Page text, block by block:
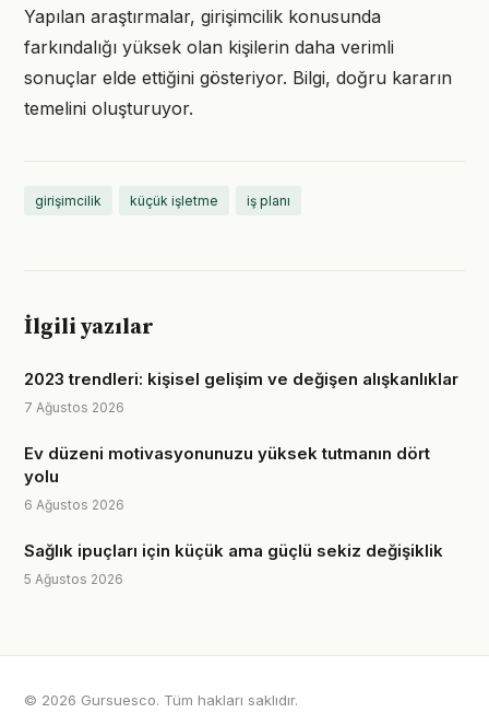
Yapılan araştırmalar, girişimcilik konusunda
farkındalığı yüksek olan kişilerin daha verimli
sonuçlar elde ettiğini gösteriyor. Bilgi, doğru kararın
temelini oluşturuyor.
girişimcilik küçük işletme iş planı
İlgili yazılar
2023 trendleri: kişisel gelişim ve değişen alışkanlıklar
7 Ağustos 2026
Ev düzeni motivasyonunuzu yüksek tutmanın dört
yolu
6 Ağustos 2026
Sağlık ipuçları için küçük ama güçlü sekiz değişiklik
5 Ağustos 2026
© 2026 Gursuesco. Tüm hakları saklıdır.